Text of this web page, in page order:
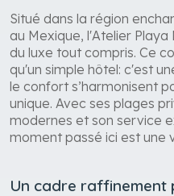
Situé dans la région
au Mexique, l'Atelier
du luxe tout compris. Ce
qu'un simple hôtel: c'est
le confort s’harmonisent
unique. Avec ses plages
modernes et son service
moment passé ici est une
Un cadre